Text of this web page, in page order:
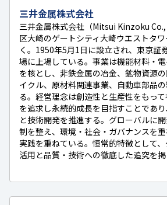
三井金属株式会社
三井金属株式会社（Mitsui Kinzoku
区大崎のゲートシティ大崎ウエストタ
く。1950年5月1日に設立され、東京証
場に上場している。事業は機能材料・
を核とし、非鉄金属の冶金、鉱物資源
イクル、原材料関連事業、自動車部品
る。経営理念は創造性と生産性をもっ
を追求し永続的成長を目指すことであ
と技術開発を推進する。グローバルに
制を整え、環境・社会・ガバナンスを
実践を重ねている。恒常的特徴として
活用と品質・技術への徹底した追究を掲